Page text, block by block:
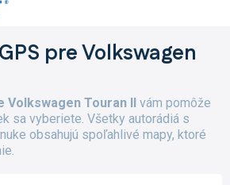
pre Volkswagen
Volkswagen Touran II vám pomôže
sa vyberiete. Všetky autorádiá s
obsahujú spoľahlivé mapy, ktoré